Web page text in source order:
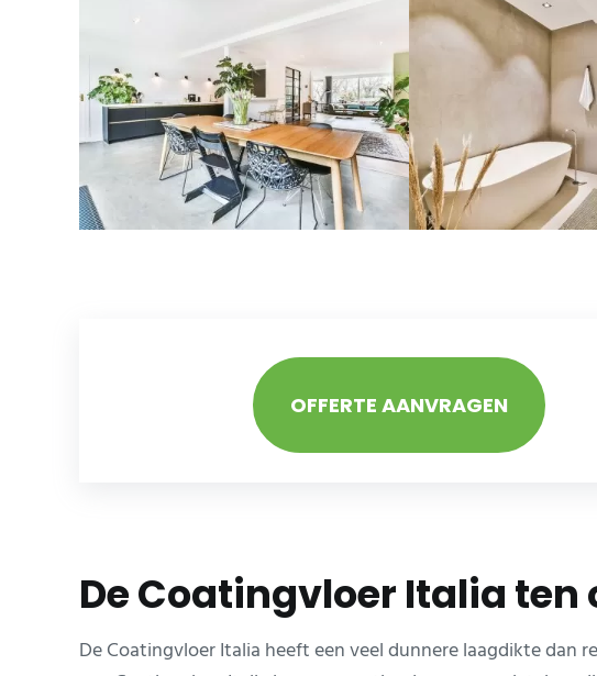
OFFERTE AANVRAGEN
De Coatingvloer Italia
De Coatingvloer Italia heeft een veel dunnere laagdikte dan